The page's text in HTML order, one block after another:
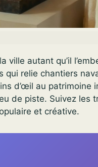
ville autant qu’il
qui relie chantiers
d’œil au patrimoine
de piste. Suivez les
et créative.